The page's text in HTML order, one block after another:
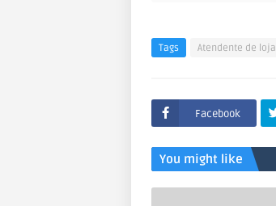
Tags Atendente de loja
Facebook
You might like